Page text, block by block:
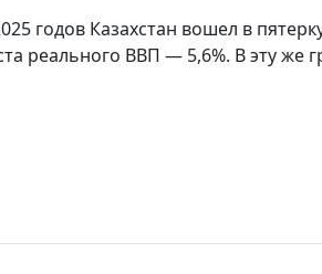
годов Казахстан вошел в
реального ВВП — 5,6%. В эту же